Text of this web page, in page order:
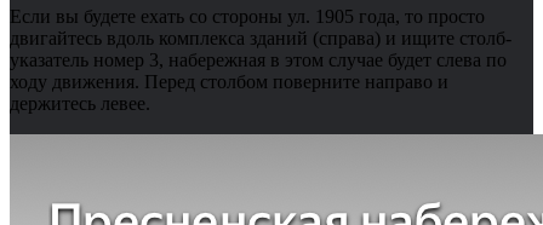
Если вы будете ехать со стороны ул. 1905 года, то просто
двигайтесь вдоль комплекса зданий (справа) и ищите столб-
указатель номер 3, набережная в этом случае будет слева по
ходу движения. Перед столбом поверните направо и
держитесь левее.